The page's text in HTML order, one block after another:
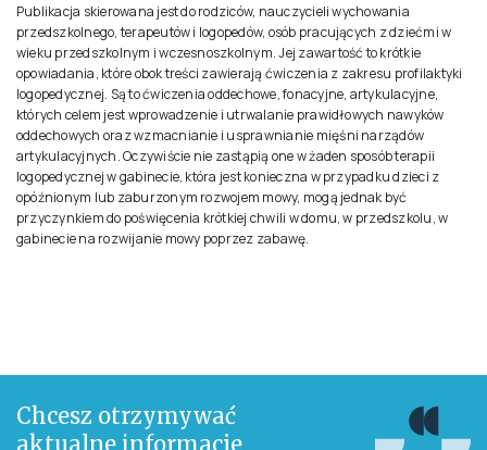
Publikacja skierowana jest do rodziców, nauczycieli wychowania
przedszkolnego, terapeutów i logopedów, osób pracujących z dziećmi w
wieku przedszkolnym i wczesnoszkolnym. Jej zawartość to krótkie
opowiadania, które obok treści zawierają ćwiczenia z zakresu profilaktyki
logopedycznej. Są to ćwiczenia oddechowe, fonacyjne, artykulacyjne,
których celem jest wprowadzenie i utrwalanie prawidłowych nawyków
oddechowych oraz wzmacnianie i usprawnianie mięśni narządów
artykulacyjnych. Oczywiście nie zastąpią one w żaden sposób terapii
logopedycznej w gabinecie, która jest konieczna w przypadku dzieci z
opóźnionym lub zaburzonym rozwojem mowy, mogą jednak być
przyczynkiem do poświęcenia krótkiej chwili w domu, w przedszkolu, w
gabinecie na rozwijanie mowy poprzez zabawę.
Chcesz otrzymywać
aktualne informacje